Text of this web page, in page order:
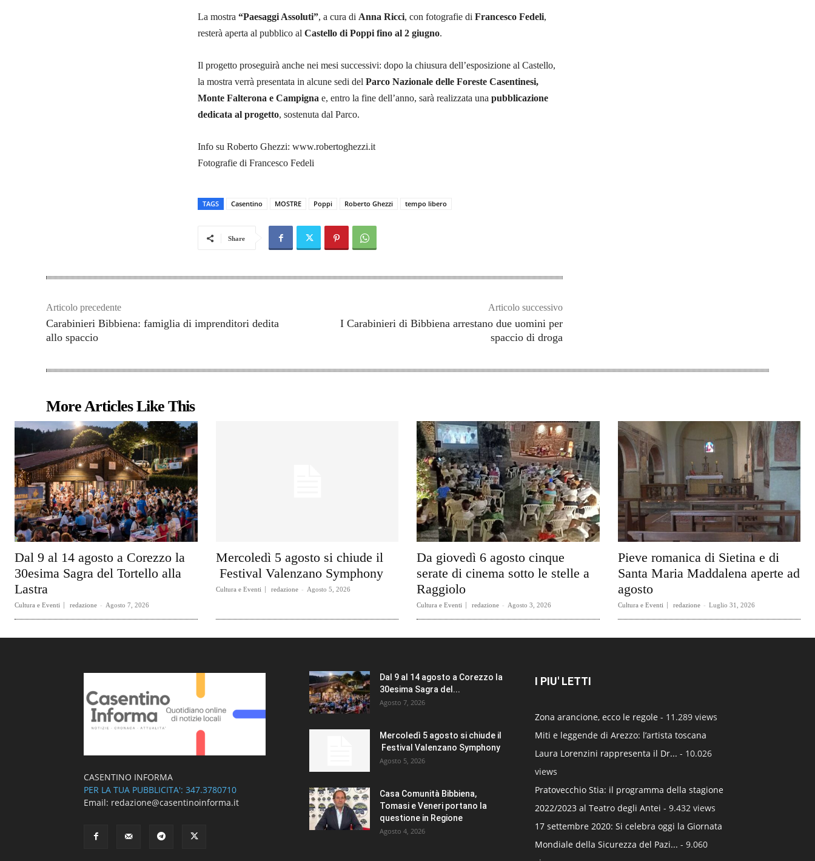
La mostra “Paesaggi Assoluti”, a cura di Anna Ricci, con fotografie di Francesco Fedeli,
resterà aperta al pubblico al Castello di Poppi fino al 2 giugno.
Il progetto proseguirà anche nei mesi successivi: dopo la chiusura dell’esposizione al Castello,
la mostra verrà presentata in alcune sedi del Parco Nazionale delle Foreste Casentinesi,
Monte Falterona e Campigna e, entro la fine dell’anno, sarà realizzata una pubblicazione
dedicata al progetto, sostenuta dal Parco.
Info su Roberto Ghezzi: www.robertoghezzi.it
Fotografie di Francesco Fedeli
TAGS Casentino MOSTRE Poppi Roberto Ghezzi tempo libero
Share
Articolo precedente
Carabinieri Bibbiena: famiglia di imprenditori dedita
allo spaccio
Articolo successivo
I Carabinieri di Bibbiena arrestano due uomini per
spaccio di droga
More Articles Like This
Dal 9 al 14 agosto a Corezzo la
30esima Sagra del Tortello alla
Lastra
Cultura e Eventi redazione - Agosto 7, 2026
Mercoledì 5 agosto si chiude il
Festival Valenzano Symphony
Cultura e Eventi redazione - Agosto 5, 2026
Da giovedì 6 agosto cinque
serate di cinema sotto le stelle a
Raggiolo
Cultura e Eventi redazione - Agosto 3, 2026
Pieve romanica di Sietina e di
Santa Maria Maddalena aperte ad
agosto
Cultura e Eventi redazione - Luglio 31, 2026
CASENTINO INFORMA
PER LA TUA PUBBLICITA': 347.3780710
Email: redazione@casentinoinforma.it
Dal 9 al 14 agosto a Corezzo la
30esima Sagra del...
Agosto 7, 2026
Mercoledì 5 agosto si chiude il
Festival Valenzano Symphony
Agosto 5, 2026
Casa Comunità Bibbiena,
Tomasi e Veneri portano la
questione in Regione
Agosto 4, 2026
I PIU' LETTI
Zona arancione, ecco le regole - 11.289 views
Miti e leggende di Arezzo: l’artista toscana
Laura Lorenzini rappresenta il Dr... - 10.026
views
Pratovecchio Stia: il programma della stagione
2022/2023 al Teatro degli Antei - 9.432 views
17 settembre 2020: Si celebra oggi la Giornata
Mondiale della Sicurezza del Pazi... - 9.060